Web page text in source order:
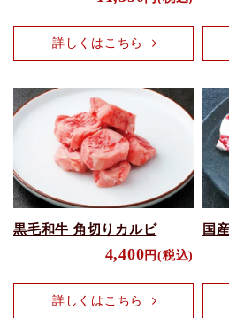
詳しくはこちら
黒毛和牛 角切りカルビ
4,400 円(税込)
詳しくはこちら
国